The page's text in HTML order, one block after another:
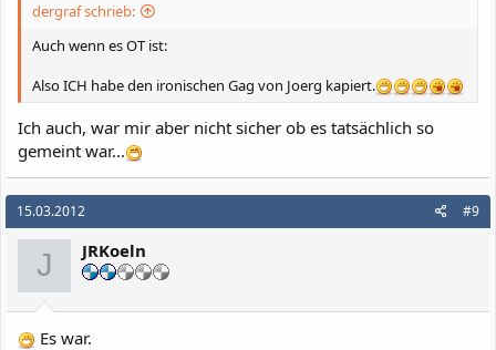
dergraf schrieb:
Auch wenn es OT ist:
Also ICH habe den ironischen Gag von Joerg kapiert.
Ich auch, war mir aber nicht sicher ob es tatsächlich so
gemeint war...
15.03.2012 #9
J JRKoeln
Es war.